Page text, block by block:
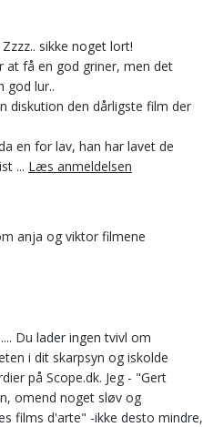
sikke noget lort!
at få en god griner, men det
god lur..
diskution den dårligste film der
en for lav, han har lavet de
... Læs anmeldelsen
anja og viktor filmene
Du lader ingen tvivl om
i dit skarpsyn og iskolde
på Scope.dk. Jeg - "Gert
omend noget sløv og
films d'arte" -ikke desto mindre,